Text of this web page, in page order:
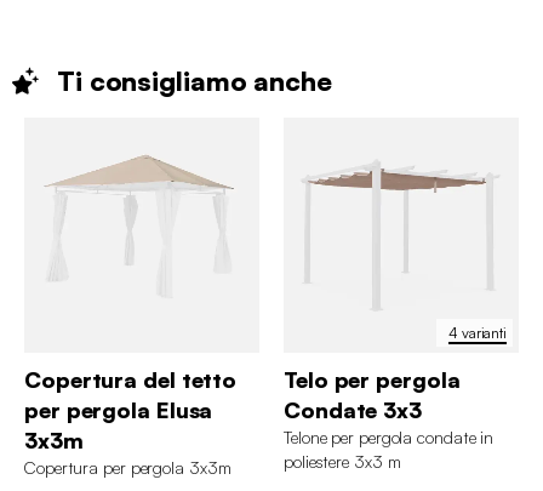
Ti consigliamo anche
Copertura del tetto
per pergola Elusa
3x3m
Copertura per pergola 3x3m
4 varianti
Telo per pergola
Condate 3x3
Telone per pergola condate in
poliestere 3x3 m